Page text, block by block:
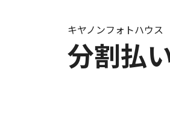
分割払
キヤノンフォトハウス